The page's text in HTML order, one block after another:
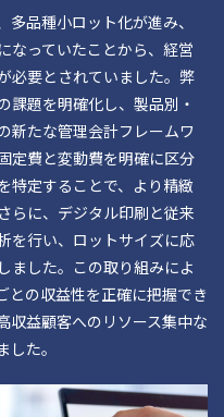
品種小ロット化が進み、
なっていたことから、経営
必要とされていました。弊
課題を明確化し、製品別・
新たな管理会計フレームワ
定費と変動費を明確に区分
特定することで、より精緻
らに、デジタル印刷と従来
を行い、ロットサイズに応
ました。この取り組みによ
との収益性を正確に把握でき
収益顧客へのリソース集中な
た。